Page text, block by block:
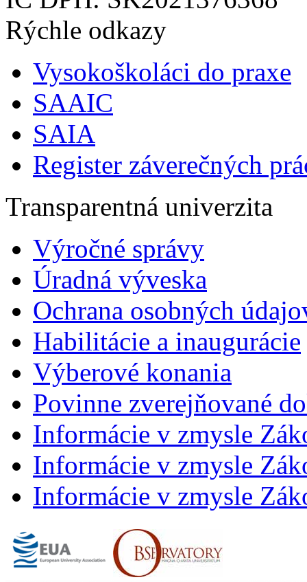
Rýchle odkazy
Vysokoškoláci do praxe
SAAIC
SAIA
Register záverečných
Transparentná univerzita
Výročné správy
Úradná výveska
Ochrana osobných
Habilitácie a inaugurácie
Výberové konania
Povinne zverejňované
Informácie v zmysle
Informácie v zmysle
Informácie v zmysle